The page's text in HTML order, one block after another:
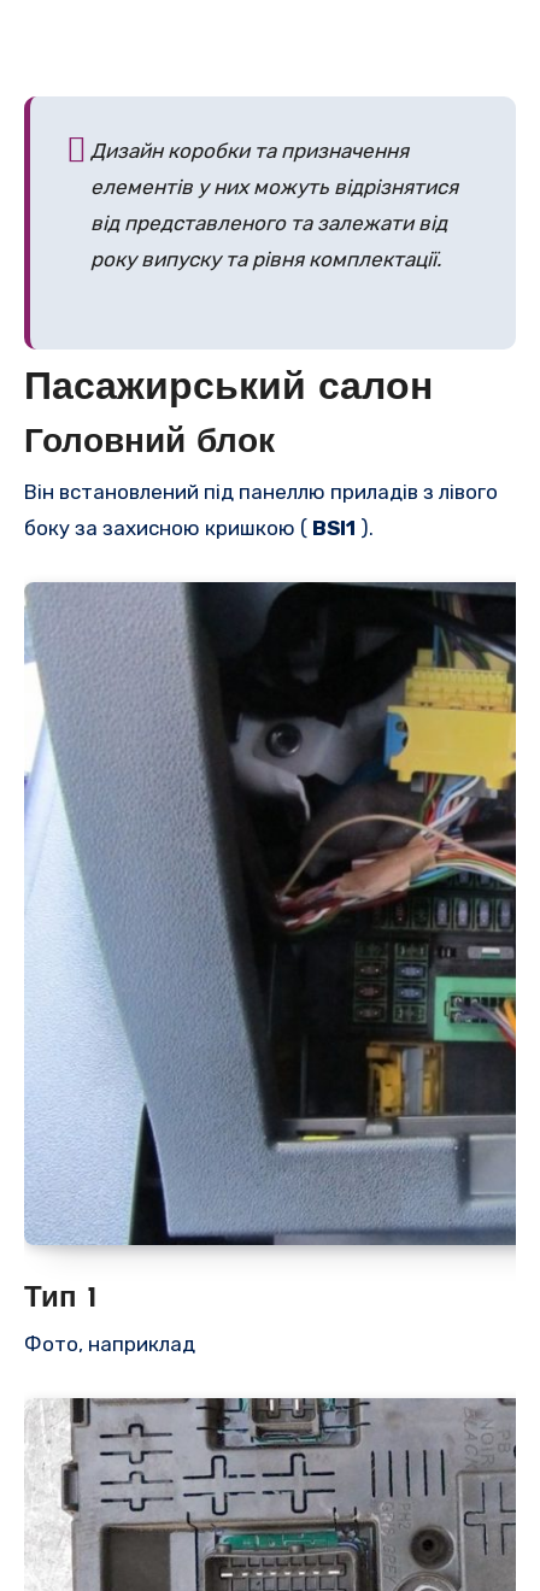
Дизайн коробки та призначення
елементів у них можуть відрізнятися
від представленого та залежати від
року випуску та рівня комплектації.
Пасажирський салон
Головний блок
Він встановлений під панеллю приладів з лівого
боку за захисною кришкою ( BSI1 ).
Тип 1
Фото, наприклад